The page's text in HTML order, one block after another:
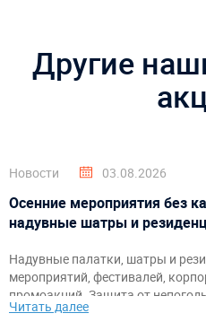
Другие
Новости 03.08.2026
Осенние мероприятия без
надувные шатры и
Надувные палатки, шатры и
мероприятий, фестивалей,
промоакций. Защита от
брендирование и комфортное
Читать далее